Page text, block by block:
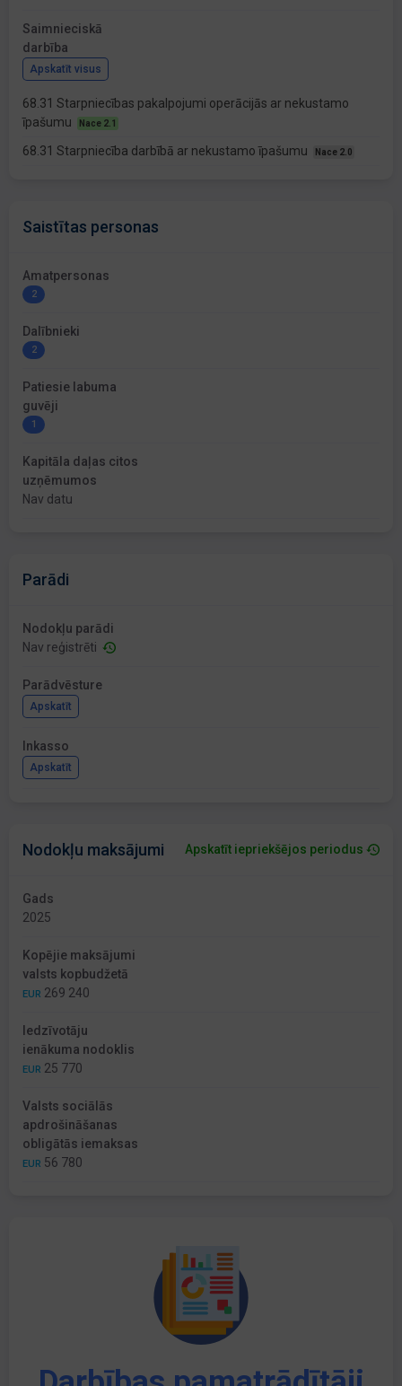
Saimnieciskā
darbība
Apskatīt visus
68.31 Starpniecības pakalpojumi operācijās ar nekustamo
īpašumu
Nace 2.1
68.31 Starpniecība darbībā ar nekustamo īpašumu Nace 2.0
Saistītas personas
Amatpersonas
2
Dalībnieki
2
Patiesie labuma
guvēji
1
Kapitāla daļas citos
uzņēmumos
Nav datu
Parādi
Nodokļu parādi
Nav reģistrēti
Parādvēsture
Apskatīt
Inkasso
Apskatīt
Nodokļu maksājumi Apskatīt iepriekšējos periodus
Gads
2025
Kopējie maksājumi
valsts kopbudžetā
EUR 269 240
Iedzīvotāju
ienākuma nodoklis
EUR 25 770
Valsts sociālās
apdrošināšanas
obligātās iemaksas
EUR 56 780